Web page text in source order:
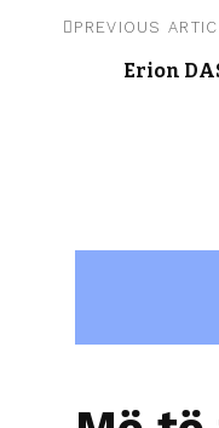
PREVIOUS
Erion